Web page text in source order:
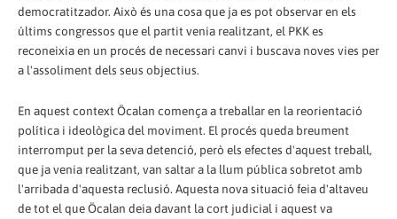
democratitzador. Això és una cosa que ja es pot observar en els
últims congressos que el partit venia realitzant, el PKK es
reconeixia en un procés de necessari canvi i buscava noves vies per
a l'assoliment dels seus objectius.
En aquest context Öcalan comença a treballar en la reorientació
política i ideològica del moviment. El procés queda breument
interromput per la seva detenció, però els efectes d'aquest treball,
que ja venia realitzant, van saltar a la llum pública sobretot amb
l'arribada d'aquesta reclusió. Aquesta nova situació feia d'altaveu
de tot el que Öcalan deia davant la cort judicial i aquest va